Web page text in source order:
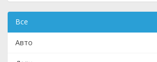
Все
Авто